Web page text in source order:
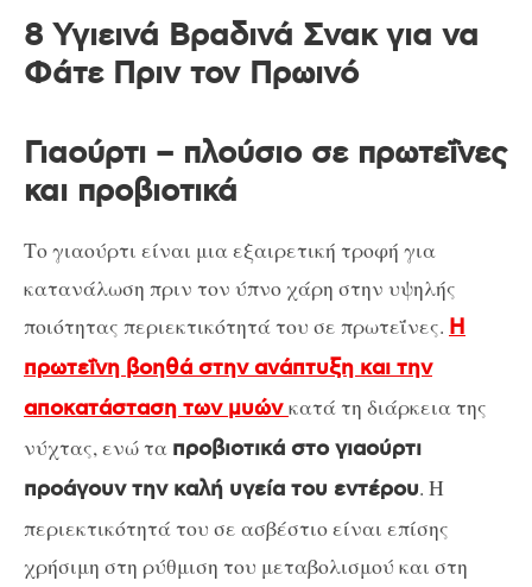
8 Υγιεινά Βραδινά Σνακ για να
Φάτε Πριν τον Πρωινό
Γιαούρτι – πλούσιο σε πρωτεΐνες
και προβιοτικά
Το γιαούρτι είναι μια εξαιρετική τροφή για
κατανάλωση πριν τον ύπνο χάρη στην υψηλής
ποιότητας περιεκτικότητά του σε πρωτεΐνες. Η
πρωτεΐνη βοηθά στην ανάπτυξη και την
αποκατάσταση των μυώνκατά τη διάρκεια της
νύχτας, ενώ τα προβιοτικά στο γιαούρτι
προάγουν την καλή υγεία του εντέρου. Η
περιεκτικότητά του σε ασβέστιο είναι επίσης
χρήσιμη στη ρύθμιση του μεταβολισμού και στη